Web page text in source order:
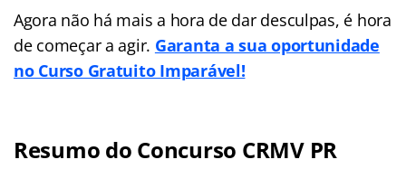
Agora não há mais a hora de dar desculpas, é hora
de começar a agir. Garanta a sua oportunidade
no Curso Gratuito Imparável!
Resumo do Concurso CRMV PR